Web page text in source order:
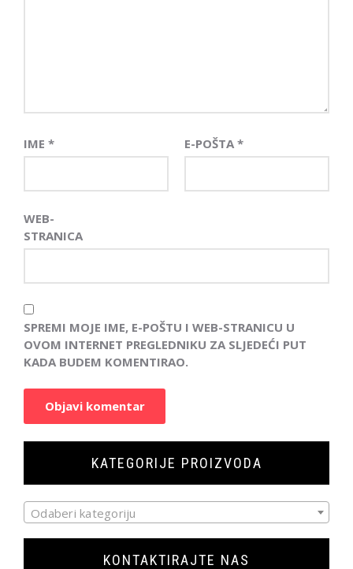
IME * E-POŠTA *
WEB-
STRANICA
SPREMI MOJE IME, E-POŠTU I WEB-STRANICU U
OVOM INTERNET PREGLEDNIKU ZA SLJEDEĆI PUT
KADA BUDEM KOMENTIRAO.
KATEGORIJE PROIZVODA
Odaberi kategoriju
KONTAKTIRAJTE NAS